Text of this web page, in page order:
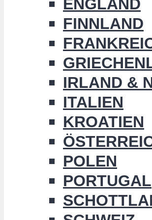
ENGLAND
FINNLAND
IRLAND &
ITALIEN
KROATIEN
POLEN
PORTUGAL